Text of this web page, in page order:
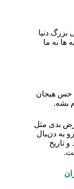
بزرگ دنیا
ها به ما
حس هیجان
بشه.
بدی مثل
به دنبال
تاریخ